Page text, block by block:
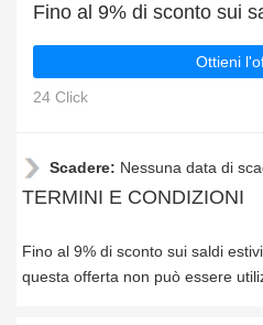
Fino al 9% di sconto sui
Ottieni
24 Click
Scadere: Nessuna data di
TERMINI E CONDIZIONI
Fino al 9% di sconto sui saldi
questa offerta non può essere